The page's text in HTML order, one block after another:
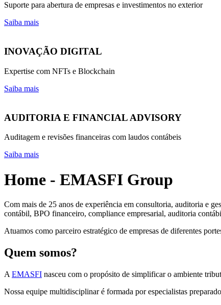
Suporte para abertura de empresas e investimentos no exterior
Saiba mais
INOVAÇÃO DIGITAL
Expertise com NFTs e Blockchain
Saiba mais
AUDITORIA E FINANCIAL ADVISORY
Auditagem e revisões financeiras com laudos contábeis
Saiba mais
Home - EMASFI Group
Com mais de 25 anos de experiência em consultoria, auditoria e
contábil, BPO financeiro, compliance empresarial, auditoria
Atuamos como parceiro estratégico de empresas de diferentes
Quem somos?
A EMASFI nasceu com o propósito de simplificar o ambiente
Nossa equipe multidisciplinar é formada por especialistas